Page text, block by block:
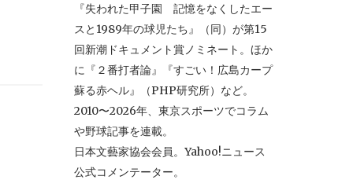
『失われた甲子園 記憶をなくしたエー
スと1989年の球児たち』（同）が第15
回新潮ドキュメント賞ノミネート。ほか
に『２番打者論』『すごい！広島カープ
蘇る赤ヘル』（PHP研究所）など。
2010〜2026年、東京スポーツでコラム
や野球記事を連載。
日本文藝家協会会員。Yahoo!ニュース
公式コメンテーター。